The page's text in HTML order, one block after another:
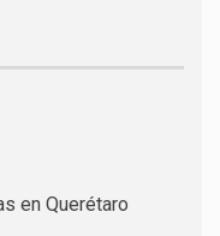
en Querétaro